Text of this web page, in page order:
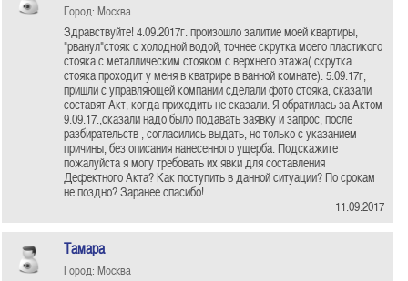
Город: Москва
Здравствуйте! 4.09.2017г. произошло залитие моей квартиры,
"рванул"стояк с холодной водой, точнее скрутка моего пластикого
стояка с металлическим стояком с верхнего этажа( скрутка
стояка проходит у меня в кватрире в ванной комнате). 5.09.17г,
пришли с управляющей компании сделали фото стояка, сказали
составят Акт, когда приходить не сказали. Я обратилась за Актом
9.09.17.,сказали надо было подавать заявку и запрос, после
разбирательств , согласились выдать, но только с указанием
причины, без описания нанесенного ущерба. Подскажите
пожалуйста я могу требовать их явки для составления
Дефектного Акта? Как поступить в данной ситуации? По срокам
не поздно? Заранее спасибо!
11.09.2017
Тамара
Город: Москва